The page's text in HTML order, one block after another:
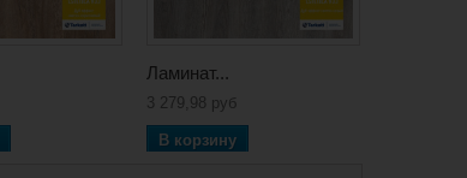
Ламинат...
3 279,98 руб
В корзину